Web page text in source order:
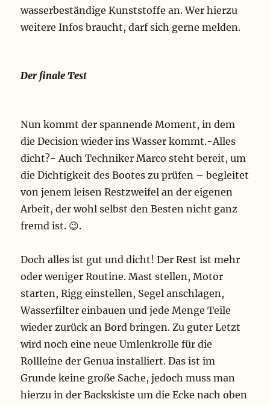
wasserbeständige Kunststoffe an. Wer hierzu
weitere Infos braucht, darf sich gerne melden.
Der finale Test
Nun kommt der spannende Moment, in dem
die Decision wieder ins Wasser kommt.-Alles
dicht?- Auch Techniker Marco steht bereit, um
die Dichtigkeit des Bootes zu prüfen – begleitet
von jenem leisen Restzweifel an der eigenen
Arbeit, der wohl selbst den Besten nicht ganz
fremd ist. 😉.
Doch alles ist gut und dicht! Der Rest ist mehr
oder weniger Routine. Mast stellen, Motor
starten, Rigg einstellen, Segel anschlagen,
Wasserfilter einbauen und jede Menge Teile
wieder zurück an Bord bringen. Zu guter Letzt
wird noch eine neue Umlenkrolle für die
Rollleine der Genua installiert. Das ist im
Grunde keine große Sache, jedoch muss man
hierzu in der Backskiste um die Ecke nach oben